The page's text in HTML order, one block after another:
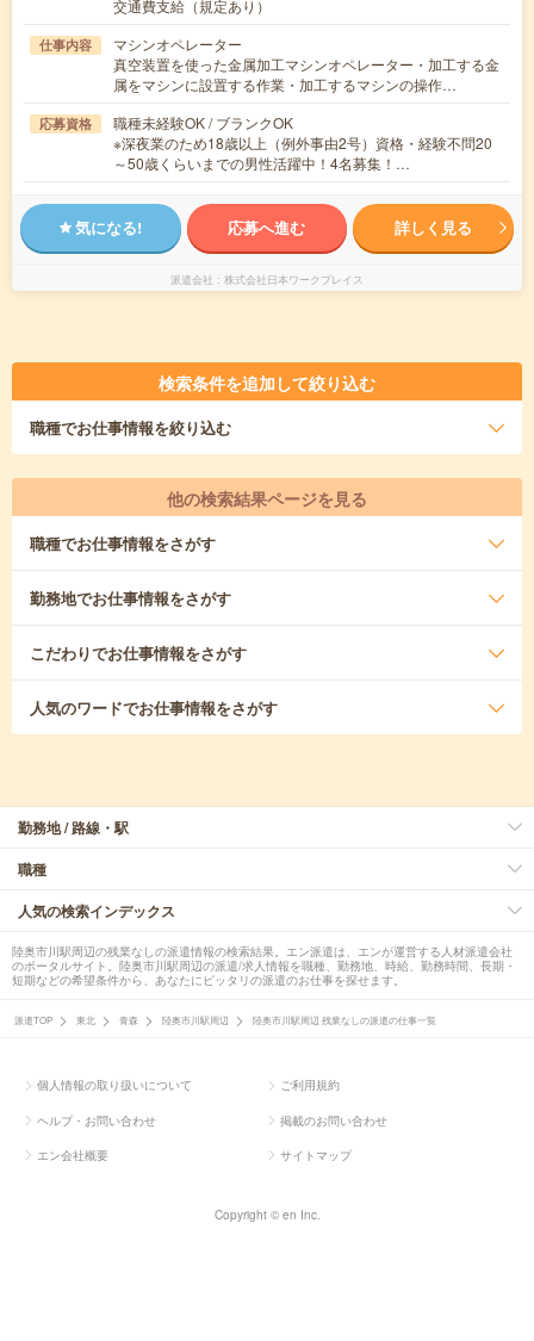
交通費支給（規定あり）
仕事内容
マシンオペレーター
真空装置を使った金属加工マシンオペレーター・加工する金
属をマシンに設置する作業・加工するマシンの操作…
応募資格
職種未経験OK / ブランクOK
※深夜業のため18歳以上（例外事由2号）資格・経験不問20
～50歳くらいまでの男性活躍中！4名募集！…
気になる! 応募へ進む 詳しく見る
派遣会社 株式会社日本ワークプレイス
検索条件を追加して絞り込む
職種でお仕事情報を絞り込む
他の検索結果ページを見る
職種でお仕事情報をさがす
勤務地でお仕事情報をさがす
こだわりでお仕事情報をさがす
人気のワードでお仕事情報をさがす
勤務地 / 路線・駅
職種
人気の検索インデックス
陸奥市川駅周辺の残業なしの派遣情報の検索結果。エン派遣は、エンが運営する人材派遣会社
のポータルサイト。陸奥市川駅周辺の派遣/求人情報を職種、勤務地、時給、勤務時間、長期・
短期などの希望条件から、あなたにピッタリの派遣のお仕事を探せます。
派遣TOP 東北 青森 陸奥市川駅周辺 陸奥市川駅周辺 残業なしの派遣の仕事一覧
個人情報の取り扱いについて ご利用規約
ヘルプ・お問い合わせ 掲載のお問い合わせ
エン会社概要 サイトマップ
Copyright © en Inc.